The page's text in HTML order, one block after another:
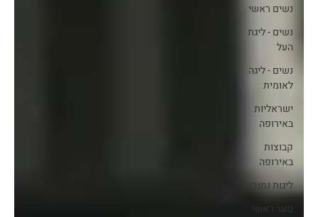
נשים ראשי
נשים - ליגת
העל
נשים - ליגה
לאומית
ישראליות
באירופה
קבוצות
באירופה
ליגות נמוכות
נוער ראשי